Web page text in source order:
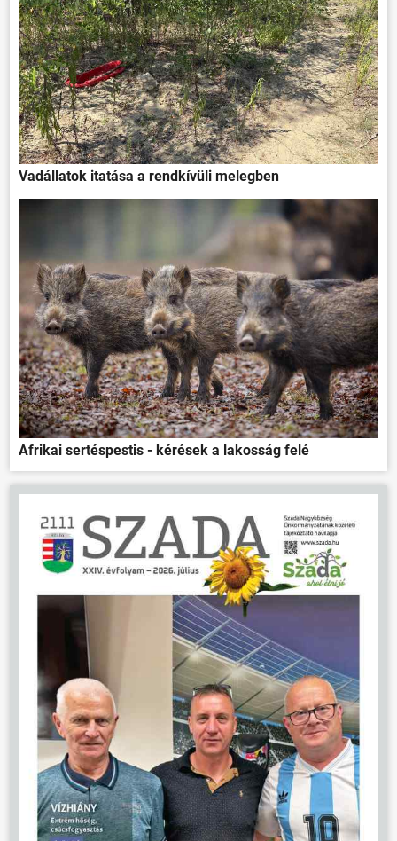
ÖNKORMÁNYZAT
ÜGYINTÉZÉS
KÖZÖSSÉG
HÍREK
Vadállatok itatása a rendkívüli melegben
Afrikai sertéspestis - kérések a lakosság felé